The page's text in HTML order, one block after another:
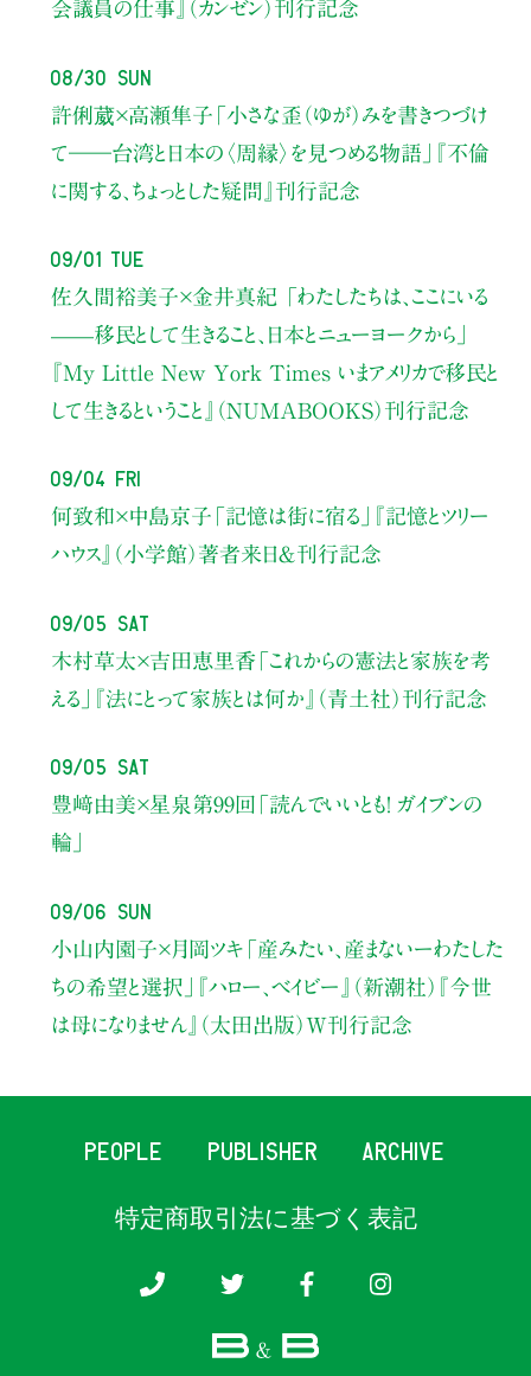
会議員の仕事』（カンゼン）刊行記念
08/30 Sun
許俐葳×高瀬隼子 「小さな歪（ゆが）みを書きつづけ
て――台湾と日本の〈周縁〉を見つめる物語」
『不倫
に関する、ちょっとした疑問』刊行記念
09/01 Tue
佐久間裕美子×金井真紀 「わたしたちは、ここにいる
——移民として生きること、日本とニューヨークから」
『My Little New York Times いまアメリカで移民と
して生きるということ』（NUMABOOKS）刊行記念
09/04 Fri
何致和×中島京子 「記憶は街に宿る」
『記憶とツリー
ハウス』（小学館）著者来日＆刊行記念
09/05 Sat
木村草太×吉田恵里香 「これからの憲法と家族を考
える」
『法にとって家族とは何か』（青土社）刊行記念
09/05 Sat
豊﨑由美×星泉 第99回「読んでいいとも！ ガイブンの
輪」
09/06 Sun
小山内園子×月岡ツキ 「産みたい、産まないーわたした
ちの希望と選択」
『ハロー、ベイビー』（新潮社） 『今世
は母になりません』（太田出版）W刊行記念
PEOPLE PUBLISHER ARCHIVE
特定商取引法に基づく表記